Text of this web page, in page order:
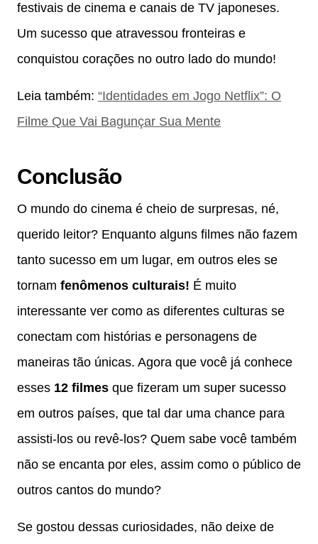
festivais de cinema e canais de TV japoneses.
Um sucesso que atravessou fronteiras e
conquistou corações no outro lado do mundo!
Leia também: “Identidades em Jogo Netflix”: O
Filme Que Vai Bagunçar Sua Mente
Conclusão
O mundo do cinema é cheio de surpresas, né,
querido leitor? Enquanto alguns filmes não fazem
tanto sucesso em um lugar, em outros eles se
tornam fenômenos culturais! É muito
interessante ver como as diferentes culturas se
conectam com histórias e personagens de
maneiras tão únicas. Agora que você já conhece
esses 12 filmes que fizeram um super sucesso
em outros países, que tal dar uma chance para
assisti-los ou revê-los? Quem sabe você também
não se encanta por eles, assim como o público de
outros cantos do mundo?
Se gostou dessas curiosidades, não deixe de